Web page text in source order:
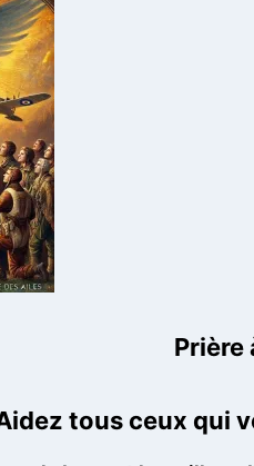
Prière
tous ceux qui